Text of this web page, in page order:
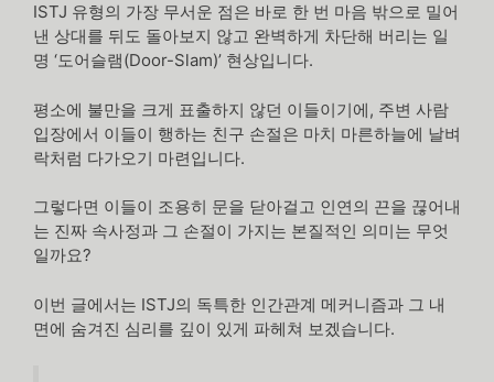
ISTJ 유형의 가장 무서운 점은 바로 한 번 마음 밖으로 밀어
낸 상대를 뒤도 돌아보지 않고 완벽하게 차단해 버리는 일
명 ‘도어슬램(Door-Slam)’ 현상입니다.
평소에 불만을 크게 표출하지 않던 이들이기에, 주변 사람
입장에서 이들이 행하는 친구 손절은 마치 마른하늘에 날벼
락처럼 다가오기 마련입니다.
그렇다면 이들이 조용히 문을 닫아걸고 인연의 끈을 끊어내
는 진짜 속사정과 그 손절이 가지는 본질적인 의미는 무엇
일까요?
이번 글에서는 ISTJ의 독특한 인간관계 메커니즘과 그 내
면에 숨겨진 심리를 깊이 있게 파헤쳐 보겠습니다.